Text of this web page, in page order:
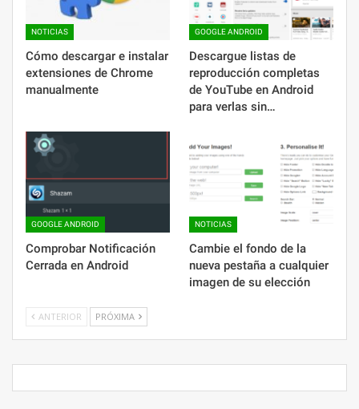
NOTICIAS
Cómo descargar e instalar
extensiones de Chrome
manualmente
GOOGLE ANDROID
Descargue listas de
reproducción completas
de YouTube en Android
para verlas sin…
GOOGLE ANDROID
Comprobar Notificación
Cerrada en Android
NOTICIAS
Cambie el fondo de la
nueva pestaña a cualquier
imagen de su elección
ANTERIOR PRÓXIMA